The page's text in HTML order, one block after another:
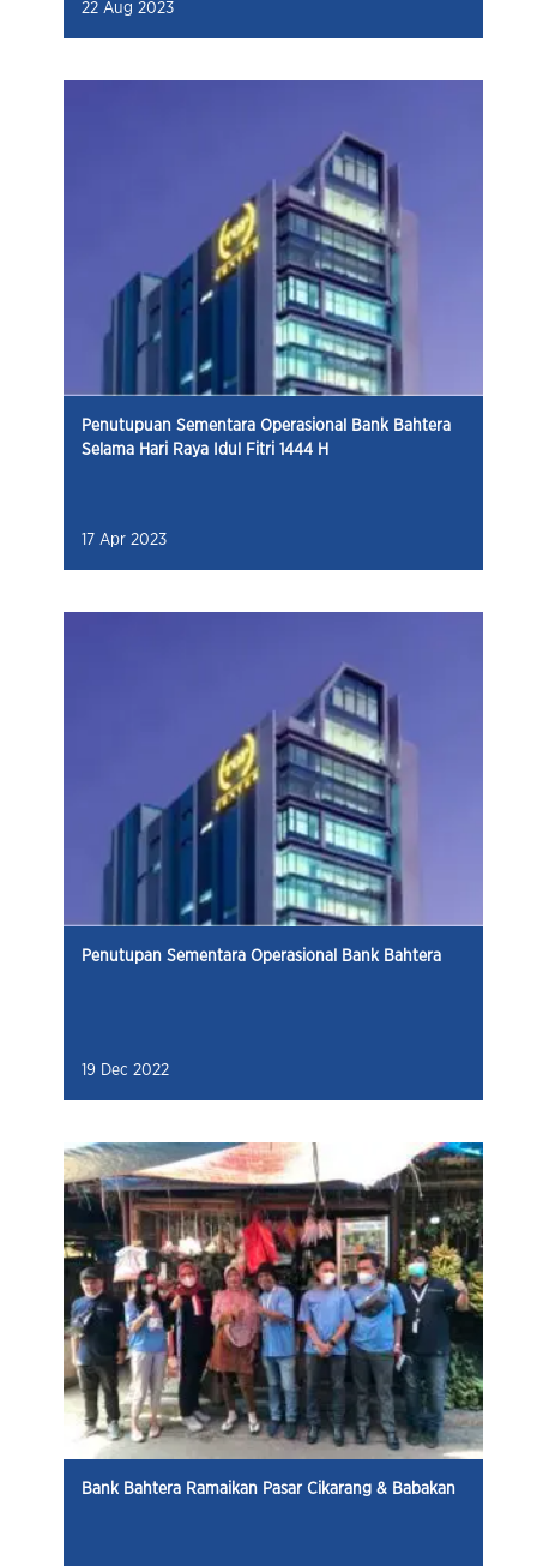
22 Aug 2023
Penutupuan Sementara Operasional Bank Bahtera
Selama Hari Raya Idul Fitri 1444 H
17 Apr 2023
Penutupan Sementara Operasional Bank Bahtera
19 Dec 2022
Bank Bahtera Ramaikan Pasar Cikarang & Babakan